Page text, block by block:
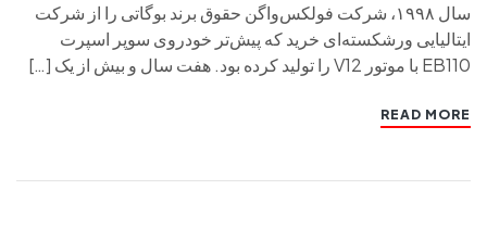
سال ۱۹۹۸، شرکت فولکس‌واگن حقوق برند بوگاتی را از شرکت
ایتالیایی ورشکسته‌ای خرید که پیش‌تر خودروی سوپر اسپرت
EB110 با موتور V12 را تولید کرده بود. هفت سال و بیش از یک […]
READ MORE